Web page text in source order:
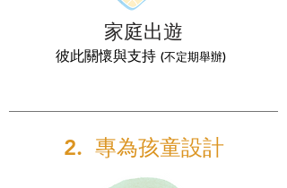
家庭出遊
彼此關懷與支持 (不定期舉辦)
2. 專為孩童設計